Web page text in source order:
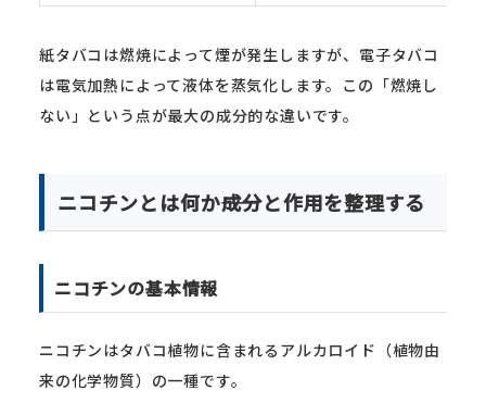
紙タバコは燃焼によって煙が発生しますが、電子タバコ
は電気加熱によって液体を蒸気化します。この「燃焼し
ない」という点が最大の成分的な違いです。
ニコチンとは何か――成分と作用を整理する
ニコチンの基本情報
ニコチンはタバコ植物に含まれるアルカロイド（植物由
来の化学物質）の一種です。